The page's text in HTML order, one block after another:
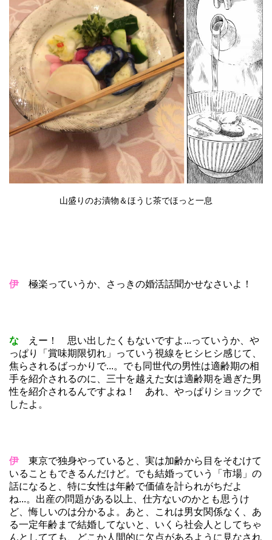
山盛りのお漬物＆ほうじ茶でほっと一息
伊 極楽っていうか、さっきの婚活話聞かせなさいよ！
な えー！ 思い出したくもないですよ...っていうか、や
っぱり「賞味期限切れ」っていう視線をヒシヒシ感じて、
焦らされるばっかりで...。でも同世代の男性は適齢期の相
手を紹介されるのに、三十を越えた女は適齢期を過ぎた男
性を紹介されるんですよね！ あれ、やっぱりショックで
したよ。
伊 東京で独身やっていると、実は加齢から目をそむけて
いることもできるんだけど。でも結婚っていう「市場」の
話になると、特に女性は年齢で価値を計られがちだよ
ね...。出産の問題がある以上、仕方ないのかとも思うけ
ど、悔しいのは分かるよ。あと、これは男女関係なく、あ
る一定年齢まで結婚してないと、いくら社会人としてちゃ
んとしてても、どこか人間的に欠点があるように見なされ